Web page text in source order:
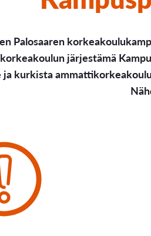
Palosaaren
järjestämä
ja kurkista